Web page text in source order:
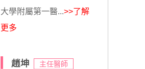
大學附屬第一醫...>>了解
更多
趙坤 主任醫師